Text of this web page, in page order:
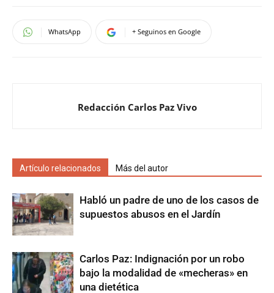
WhatsApp + Seguinos en Google
Redacción Carlos Paz Vivo
Artículo relacionados Más del autor
Habló un padre de uno de los casos de
supuestos abusos en el Jardín
Carlos Paz: Indignación por un robo
bajo la modalidad de «mecheras» en
una dietética